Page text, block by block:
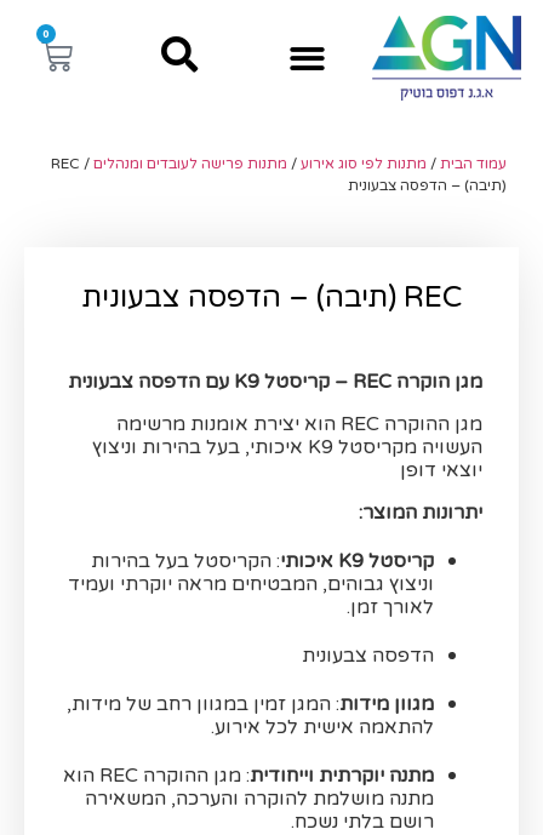
0
עמוד הבית / מתנות לפי סוג אירוע / מתנות פרישה לעובדים ומנהלים
/ REC
(תיבה) – הדפסה צבעונית
REC (תיבה) – הדפסה צבעונית
מגן הוקרה REC – קריסטל K9 עם הדפסה צבעונית
מגן ההוקרה REC הוא יצירת אומנות מרשימה
העשויה מקריסטל K9 איכותי, בעל בהירות וניצוץ
יוצאי דופן
יתרונות המוצר:
קריסטל K9 איכותי
: הקריסטל בעל בהירות
וניצוץ גבוהים, המבטיחים מראה יוקרתי ועמיד
לאורך זמן.
הדפסה צבעונית
מגוון מידות: המגן זמין במגוון רחב של מידות,
להתאמה אישית לכל אירוע.
מתנה יוקרתית וייחודית
: מגן ההוקרה REC הוא
מתנה מושלמת להוקרה והערכה, המשאירה
רושם בלתי נשכח.